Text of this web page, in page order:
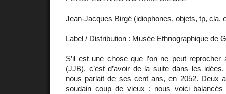
Jean-Jacques Birgé (idiophones, objets, tp, cla,
Label / Distribution : Musée Ethnographique de
S’il est une chose que l’on ne peut
(JJB), c’est d’avoir de la suite dans les
nous parlait de ses cent ans, en 2052. Deux
soudain coup de vieux : nous voici balancés